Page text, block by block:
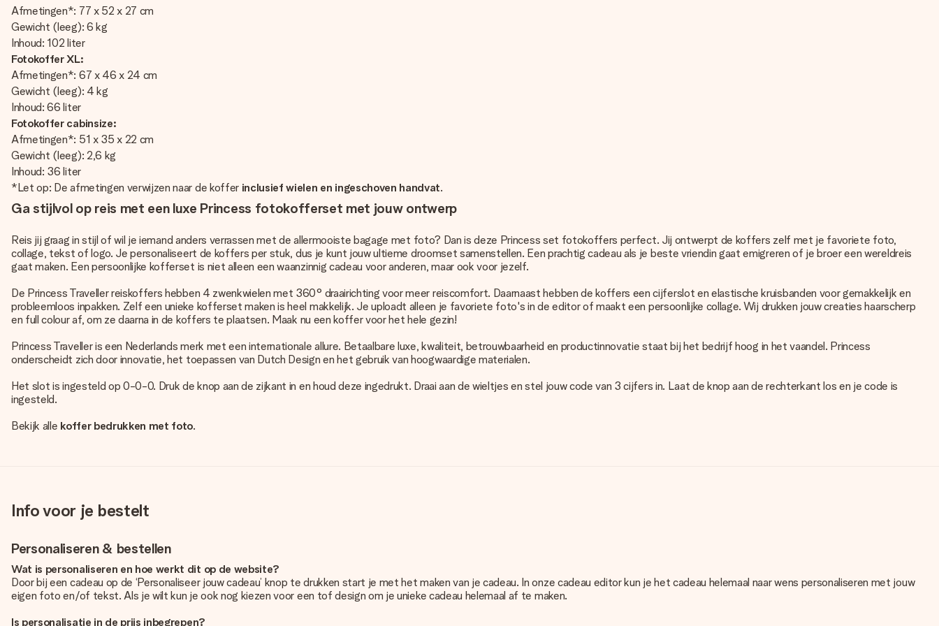
Afmetingen*: 77 x 52 x 27 cm
Gewicht (leeg): 6 kg
Inhoud: 102 liter
Fotokoffer XL:
Afmetingen*: 67 x 46 x 24 cm
Gewicht (leeg): 4 kg
Inhoud: 66 liter
Fotokoffer cabinsize:
Afmetingen*: 51 x 35 x 22 cm
Gewicht (leeg): 2,6 kg
Inhoud: 36 liter
*Let op: De afmetingen verwijzen naar de koffer inclusief wielen en ingeschoven handvat.
Ga stijlvol op reis met een luxe Princess fotokofferset met jouw ontwerp
Reis jij graag in stijl of wil je iemand anders verrassen met de allermooiste bagage met foto? Dan is deze Princess set fotokoffers perfect. Jij ontwerpt de koffers zelf met je favoriete foto,
collage, tekst of logo. Je personaliseert de koffers per stuk, dus je kunt jouw ultieme droomset samenstellen. Een prachtig cadeau als je beste vriendin gaat emigreren of je broer een wereldreis
gaat maken. Een persoonlijke kofferset is niet alleen een waanzinnig cadeau voor anderen, maar ook voor jezelf.
De Princess Traveller reiskoffers hebben 4 zwenkwielen met 360° draairichting voor meer reiscomfort. Daarnaast hebben de koffers een cijferslot en elastische kruisbanden voor gemakkelijk en
probleemloos inpakken. Zelf een unieke kofferset maken is heel makkelijk. Je uploadt alleen je favoriete foto's in de editor of maakt een persoonlijke collage. Wij drukken jouw creaties haarscherp
en full colour af, om ze daarna in de koffers te plaatsen. Maak nu een koffer voor het hele gezin!
Princess Traveller is een Nederlands merk met een internationale allure. Betaalbare luxe, kwaliteit, betrouwbaarheid en productinnovatie staat bij het bedrijf hoog in het vaandel. Princess
onderscheidt zich door innovatie, het toepassen van Dutch Design en het gebruik van hoogwaardige materialen.
Het slot is ingesteld op 0-0-0. Druk de knop aan de zijkant in en houd deze ingedrukt. Draai aan de wieltjes en stel jouw code van 3 cijfers in. Laat de knop aan de rechterkant los en je code is
ingesteld.
Bekijk alle koffer bedrukken met foto.
Info voor je bestelt
Personaliseren & bestellen
Wat is personaliseren en hoe werkt dit op de website?
Door bij een cadeau op de ‘Personaliseer jouw cadeau’ knop te drukken start je met het maken van je cadeau. In onze cadeau editor kun je het cadeau helemaal naar wens personaliseren met jouw
eigen foto en/of tekst. Als je wilt kun je ook nog kiezen voor een tof design om je unieke cadeau helemaal af te maken.
Is personalisatie in de prijs inbegrepen?